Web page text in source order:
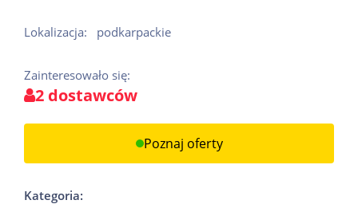
Lokalizacja: podkarpackie
Zainteresowało się:
2 dostawców
Poznaj oferty
Kategoria: